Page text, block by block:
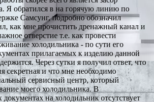
Я обратился в на горячую линию по
Самсунг, подробно обозначил
как мне прочистить дренажный канал и
отверстие т.е. как провести
холодильника - по сути его
прилагаемых к изделию данной
Через сутки я получил ответ, что
секретная и что мне необходимо
сервисный центр, который
моего холодильника. В
на холодильник отсутствует